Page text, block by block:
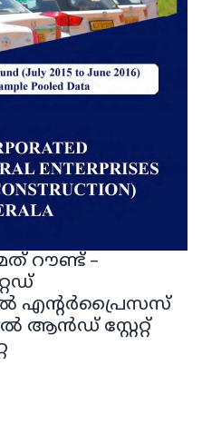
റൗണ്ട് -
എന്റർപ്രൈസസ്
ആൻഡ് സ്റ്റേറ്റ്